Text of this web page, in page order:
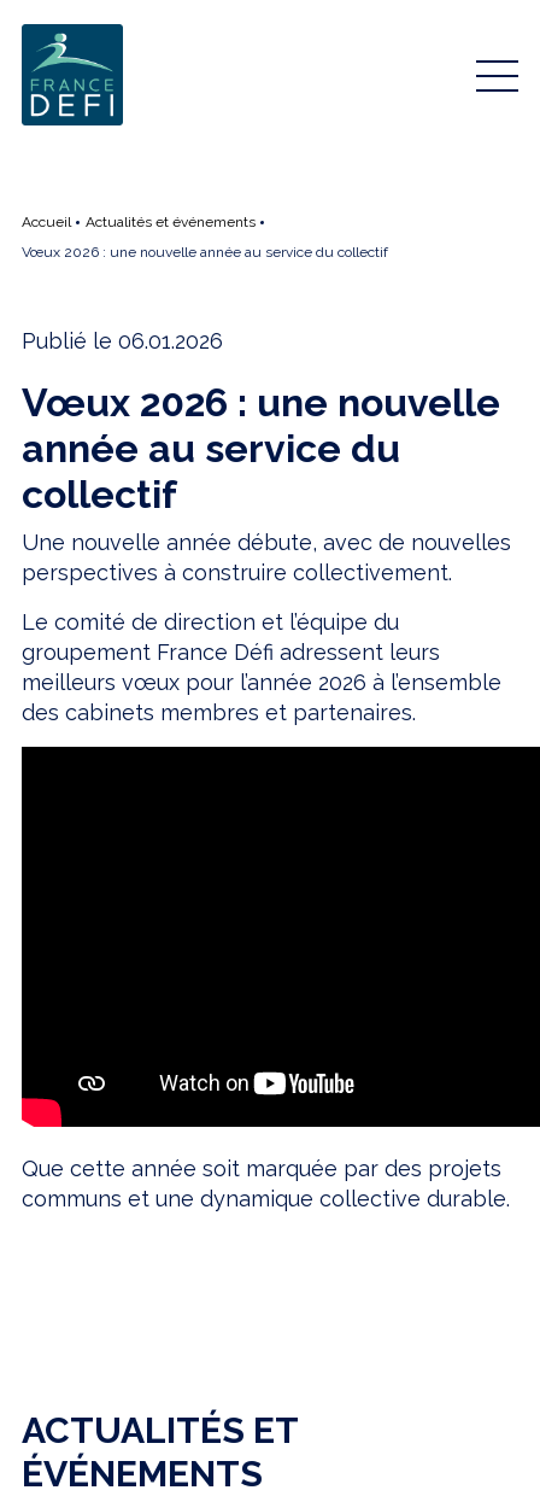
Accueil
Actualités et événements
Vœux 2026 : une nouvelle année au service du collectif
Publié le 06.01.2026
Vœux 2026 : une nouvelle
année au service du
collectif
Une nouvelle année débute, avec de nouvelles
perspectives à construire collectivement.
Le comité de direction et l’équipe du
groupement France Défi adressent leurs
meilleurs vœux pour l’année 2026 à l’ensemble
des cabinets membres et partenaires.
Que cette année soit marquée par des projets
communs et une dynamique collective durable.
ACTUALITÉS ET
ÉVÉNEMENTS